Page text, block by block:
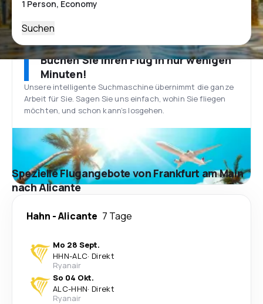
Suchen
Buchen Sie Ihren Flug in nur wenigen
Minuten!
Unsere intelligente Suchmaschine übernimmt die ganze
Arbeit für Sie. Sagen Sie uns einfach, wohin Sie fliegen
möchten, und schon kann’s losgehen.
Spezielle Flugangebote von Frankfurt am Main
nach Alicante
Hahn -Alicante 7 Tage
Mo 28 Sept.
HHN-ALC· Direkt
Ryanair
So 04 Okt.
ALC-HHN· Direkt
Ryanair